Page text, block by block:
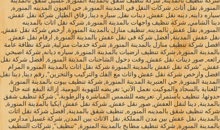
المنورة, نقل أثاث, شركات النقل في المدينة المنورة, حي العيون المدينه المنوره,
سياره داينه, دينه نقل عفش, دينات نقل, سياره دينا, زقاق الطيار, شركة نقل عفش,
دينا الشامي, شركة تنظيف واجهات بالمدينة المنورة, شركه نقل اثاث بالمدينه
المنوره, نقل عفش بالمدينه, تنظيف منازل بالمدينة المنورة, أرخص شركة نقل عفش,
نقل عفش المدينة, أفضل شركة فى نقل عفش بالمدينة المنورة, ارقام نقل عفش,
افضل شركة تنظيف منازل بالمدينة المنورة, شركة خدمات منزلية, شركة نظافة عامة
بالمدينة المنورة, شركة تنظيف ارضيات بالمدينة المنورة, سياره ديانه, شركة اصبحي
رائعه, صور دينات نقل عفش, وقت دخول الشاحنات المدينة المنورة, أفضل شركة نقل
عفش, "شركة نقل عفش بالمدينة المنورة شركة نقل اثاث بالمدينة المنوره المرام
افضل وارخص شركة نقل عفش واثاث مع الفك والتركيب والتخزين", رقم دينا, دينا نقل
المدينة المنورة, حي العنبرية المدينة المنورة, شركة تنظيف بيوت بالمدينة المنورة,
"للعناية بالسجاد والموكيت نعمل الآتي: تعريضه للتهوية اليومية. إزالة البقع عنه حال
حدوثها. تنظيف باستمرار. تعريضه للشمس المباشرة والرطوبة.", شركة تنظيف شقق
بالمدينة, دينا لنقل العفش, صور نقل عفش, شركة نقل عفش ايكيا بالمدينة المنورة,
شركه تنظيف شقق بالمدينه المنوره, تنظيف شقق بالمدينة, افضل شركة نقل اثاث
بالمدينة, نقل عفش بين مدن المملكة, نقل الاثاث بين المدن, شركة غسيل مدارس
بالمدينة المنورة, شركة تنظيف مطابخ بالمدينة المنورة, "تنظيف", شركات التنظيف